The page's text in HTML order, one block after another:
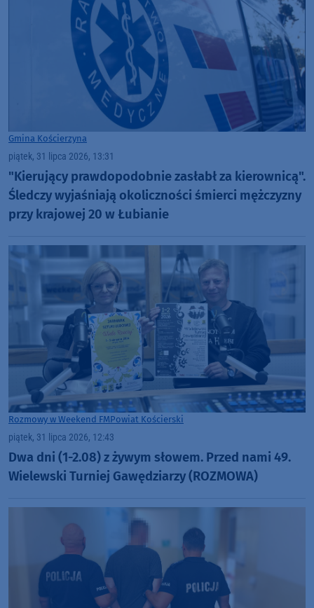
Gmina Kościerzyna
piątek, 31 lipca 2026, 13:31
"Kierujący prawdopodobnie zasłabł za kierownicą".
Śledczy wyjaśniają okoliczności śmierci mężczyzny
przy krajowej 20 w Łubianie
Rozmowy w Weekend FMPowiat Kościerski
piątek, 31 lipca 2026, 12:43
Dwa dni (1-2.08) z żywym słowem. Przed nami 49.
Wielewski Turniej Gawędziarzy (ROZMOWA)